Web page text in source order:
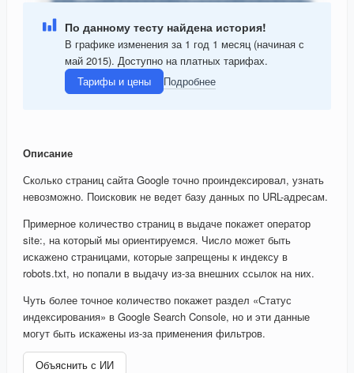
По данному тесту найдена история!
В графике изменения за 1 год 1 месяц (начиная с
май 2015). Доступно на платных тарифах.
Тарифы и цены
Подробнее
Описание
Сколько страниц сайта Google точно проиндексировал, узнать
невозможно. Поисковик не ведет базу данных по URL-адресам.
Примерное количество страниц в выдаче покажет оператор
site:, на который мы ориентируемся. Число может быть
искажено страницами, которые запрещены к индексу в
robots.txt, но попали в выдачу из-за внешних ссылок на них.
Чуть более точное количество покажет раздел «Статус
индексирования» в Google Search Console, но и эти данные
могут быть искажены из-за применения фильтров.
Объяснить с ИИ